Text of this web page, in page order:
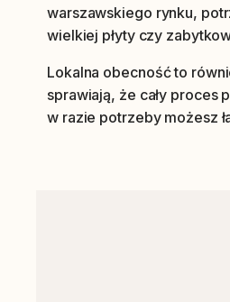
warszawskiego rynku,
wielkiej płyty czy
Lokalna obecność to
sprawiają, że cały proces
w razie potrzeby możesz